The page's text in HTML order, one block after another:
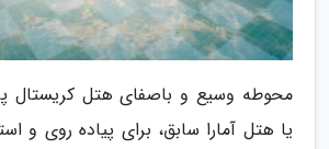
محوطه وسیع و باصفای هتل کریستال
یا هتل آمارا سابق، برای پیاده روی و